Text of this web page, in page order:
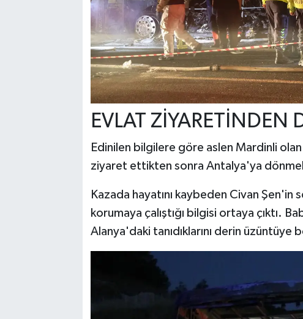
EVLAT ZİYARETİNDEN
Edinilen bilgilere göre aslen Mardinli
ziyaret ettikten sonra Antalya'ya
Kazada hayatını kaybeden Civan Şen'in
korumaya çalıştığı bilgisi ortaya çıktı.
Alanya'daki tanıdıklarını derin üzüntüye